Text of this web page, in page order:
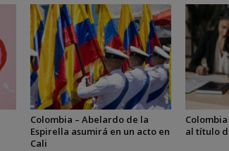
Colombia – Abelardo de la
Espirella asumirá en un acto en
Cali
al título